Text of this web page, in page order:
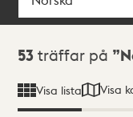
Sökresultat
53 träffar på
Visa lista Visa